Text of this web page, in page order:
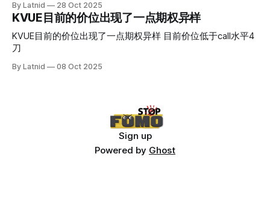
By Latnid 28 Oct 2025
KVUE目前的价位出现了一点期权异样
KVUE目前的价位出现了一点期权异样 目前价位低于call水平4
刀
By Latnid 08 Oct 2025
Sign up
Powered by Ghost